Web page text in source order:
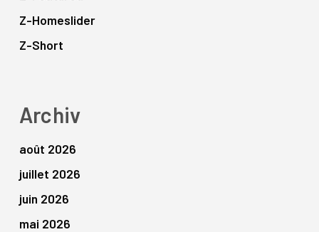
Z-Homeslider
Z-Short
Archiv
août 2026
juillet 2026
juin 2026
mai 2026